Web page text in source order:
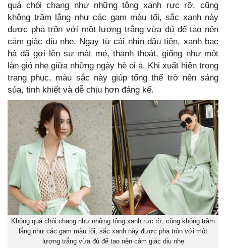
quá chói chang như những tông xanh rực rỡ, cũng
không trầm lắng như các gam màu tối, sắc xanh này
được pha trộn với một lượng trắng vừa đủ để tạo nên
cảm giác dịu nhẹ. Ngay từ cái nhìn đầu tiên, xanh bạc
hà đã gợi lên sự mát mẻ, thanh thoát, giống như một
làn gió nhẹ giữa những ngày hè oi ả. Khi xuất hiện trong
trang phục, màu sắc này giúp tổng thể trở nên sáng
sủa, tinh khiết và dễ chịu hơn đáng kể.
Không quá chói chang như những tông xanh rực rỡ, cũng không trầm
lắng như các gam màu tối, sắc xanh này được pha trộn với một
lượng trắng vừa đủ để tạo nên cảm giác dịu nhẹ